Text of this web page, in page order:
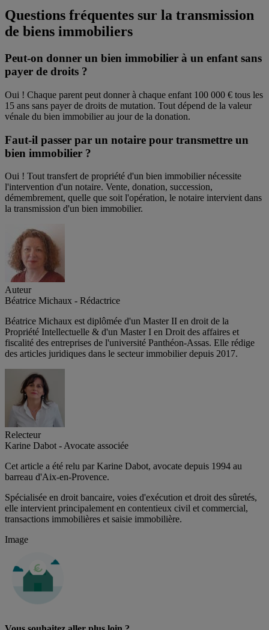
Questions fréquentes sur la transmission
de biens immobiliers
Peut-on donner un bien immobilier à un enfant sans
payer de droits ?
Oui ! Chaque parent peut donner à chaque enfant 100 000 € tous les
15 ans sans payer de droits de mutation. Tout dépend de la valeur
vénale du bien immobilier au jour de la donation.
Faut-il passer par un notaire pour transmettre un
bien immobilier ?
Oui ! Tout transfert de propriété d'un bien immobilier nécessite
l'intervention d'un notaire. Vente, donation, succession,
démembrement, quelle que soit l'opération, le notaire intervient dans
la transmission d'un bien immobilier.
Auteur
Béatrice Michaux - Rédactrice
Béatrice Michaux est diplômée d'un Master II en droit de la
Propriété Intellectuelle & d'un Master I en Droit des affaires et
fiscalité des entreprises de l'université Panthéon-Assas. Elle rédige
des articles juridiques dans le secteur immobilier depuis 2017.
Relecteur
Karine Dabot - Avocate associée
Cet article a été relu par Karine Dabot, avocate depuis 1994 au
barreau d'Aix-en-Provence.
Spécialisée en droit bancaire, voies d'exécution et droit des sûretés,
elle intervient principalement en contentieux civil et commercial,
transactions immobilières et saisie immobilière.
Image